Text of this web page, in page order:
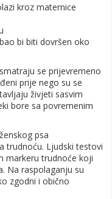
kroz maternice
bi biti dovršen oko
se prijevremeno
prije nego su se
živjeti sasvim
bore sa povremenim
psa
trudnoću. Ljudski testovi
markeru trudnoće koji
Na raspolaganju su
zgodni i obično